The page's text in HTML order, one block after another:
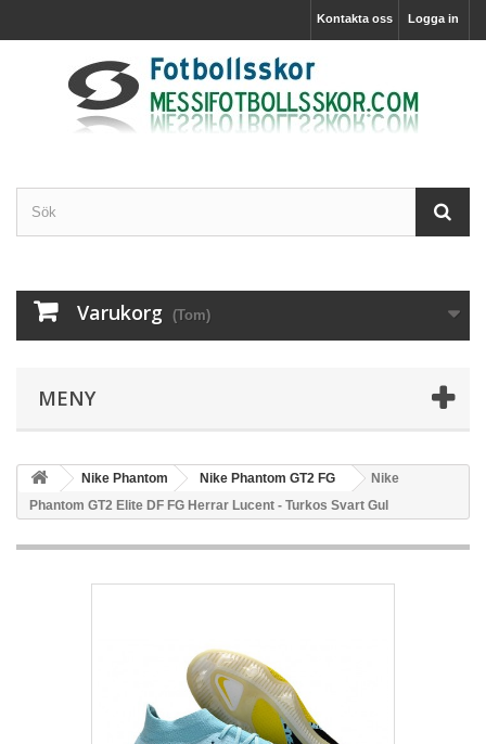
Logga in
Kontakta oss
Varukorg (Tom)
MENY
Nike Phantom Nike Phantom GT2 FG
Nike
Phantom GT2 Elite DF FG Herrar Lucent - Turkos Svart Gul